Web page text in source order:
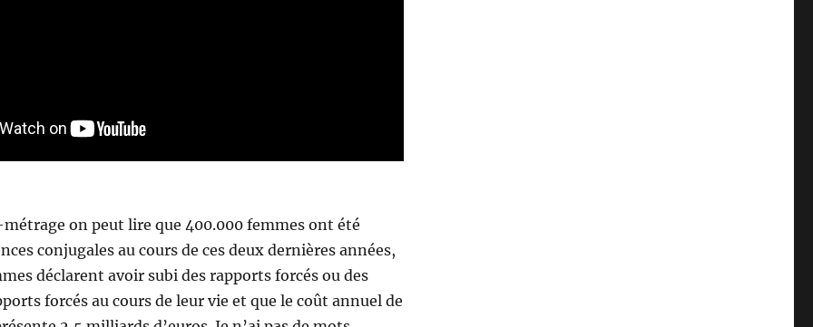
on peut lire que 400.000 femmes ont été
conjugales au cours de ces deux dernières années,
déclarent avoir subi des rapports forcés ou des
forcés au cours de leur vie et que le coût annuel de